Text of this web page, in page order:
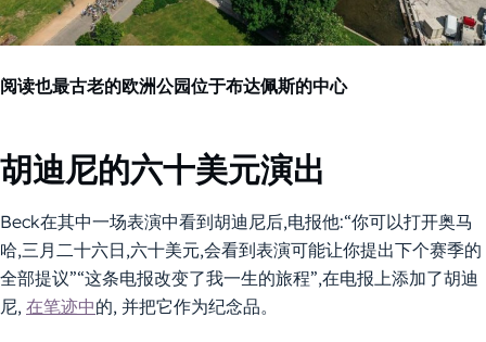
阅读也最古老的欧洲公园位于布达佩斯的中心
胡迪尼的六十美元演出
Beck在其中一场表演中看到胡迪尼后,电报他:“你可以打开奥马
哈,三月二十六日,六十美元,会看到表演可能让你提出下个赛季的
全部提议”“这条电报改变了我一生的旅程”,在电报上添加了胡迪
尼, 在笔迹中的, 并把它作为纪念品。